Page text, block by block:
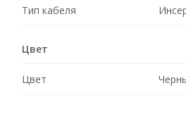
Тип кабеля
Цвет
Цвет